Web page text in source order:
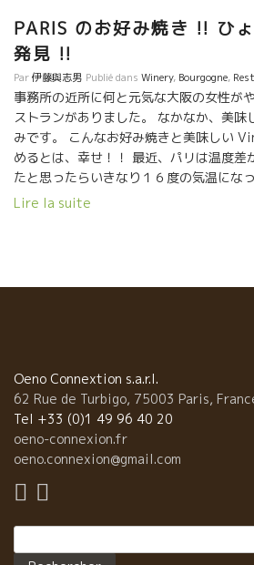
PARIS のお好み焼き !! ひょ
発見 !!
Par伊藤與志男 Publié dans Winery, Bourgogne,
事務所の近所に何と元気な大阪の女性が
ストランがありました。 なかなか、美味
みです。 こんなお好み焼きと美味しい
めるとは、幸せ！！ 最近、パリは温度差
たと思ったらいきなり１６度の気温にな
は暑かったので、まずはマーク・ペノさ
ークルと呼ばれる僅か甘味を備えている
味にピッタリと合う。 最後はや
っているフィリップ・パカレをやった。
ンは何にでも合ってしまう。石灰土壌の
な旨味、魚介系の食べ物には合わないも
TEL:01-5740-9724
Lire la suite
Oeno Connextion s.a.r.l.
62 Rue de Turbigo, 75003 Paris,
Tel +33 (0)1 49 96 40 20
oeno-connexion.fr
oeno.connexion@gmail.com